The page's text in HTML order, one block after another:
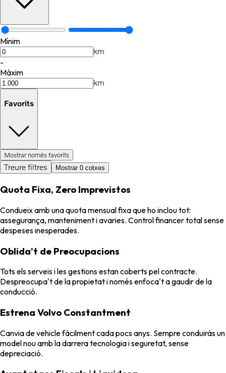
Mínim
km
-
Màxim
km
Favorits
Mostrar només favorits
Treure filtres Mostrar 0 cotxes
Quota Fixa, Zero Imprevistos
Condueix amb una quota mensual fixa que ho inclou tot:
assegurança, manteniment i avaries. Control financer total sense
despeses inesperades.
Oblida't de Preocupacions
Tots els serveis i les gestions estan coberts pel contracte.
Despreocupa't de la propietat i només enfoca't a gaudir de la
conducció.
Estrena Volvo Constantment
Canvia de vehicle fàcilment cada pocs anys. Sempre conduiràs un
model nou amb la darrera tecnologia i seguretat, sense
depreciació.